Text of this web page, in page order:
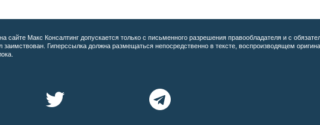
сайте Макс Консалтинг допускается только с письменного разрешения правообладателя и с
заимствован. Гиперссылка должна размещаться непосредственно в тексте, воспроизводящем